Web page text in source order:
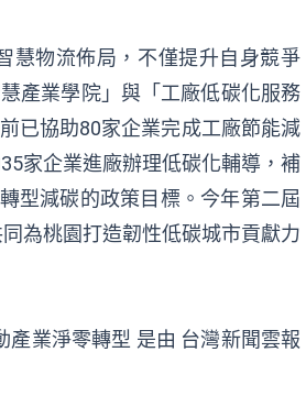
慧物流佈局，不僅提升自身競爭
產業學院」與「工廠低碳化服務
已協助80家企業完成工廠節能減
家企業進廠辦理低碳化輔導，補
型減碳的政策目標。今年第二屆
為桃園打造韌性低碳城市貢獻力
產業淨零轉型 是由 台灣新聞雲報